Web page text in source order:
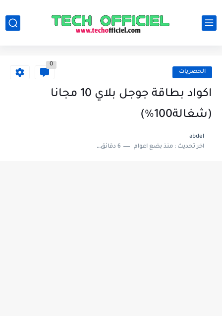
الحصريات
0
اكواد بطاقة جوجل بلاي 10 مجانا
(شغالة100%)
abdel
اخر تحديث :منذ بضع اعوام 6 دقائق للقراءة